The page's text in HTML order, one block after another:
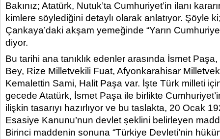
Bakınız; Atatürk, Nutuk’ta Cumhuriyet’in ilanı
kimlere söylediğini detaylı olarak anlatıyor. Şöyle
Çankaya’daki akşam yemeğinde “Yarın
diyor.
Bu tarihi ana tanıklık edenler arasında İsmet
Bey, Rize Milletvekili Fuat, Afyonkarahisar
Kemalettin Sami, Halit Paşa var. İşte Türk milleti
gecede Atatürk, İsmet Paşa ile birlikte
ilişkin tasarıyı hazırlıyor ve bu taslakta, 20 Ocak
Esasiye Kanunu’nun devlet şeklini belirleyen
Birinci maddenin sonuna “Türkiye Devleti’nin